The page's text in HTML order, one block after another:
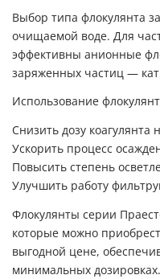
Выбор типа флокулянта
очищаемой воде. Для
эффективны анионные
заряженных частиц —
Использование
Снизить дозу коагулянта
Ускорить процесс
Повысить степень
Улучшить работу
Флокулянты серии
которые можно
выгодной цене,
минимальных